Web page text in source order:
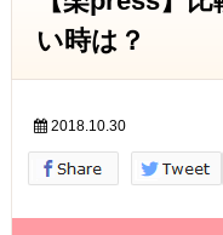
い時は？
2018.10.30